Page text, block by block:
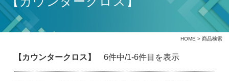
HOME > 商品検索
【カウンタークロス】 6件中/1-6件目を表示